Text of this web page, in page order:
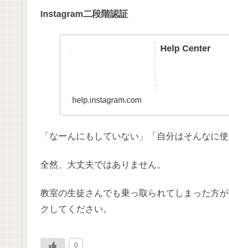
Instagram二段階認証
Help Center
help.instagram.com
「なーんにもしていない」「自分はそんなに
全然、大丈夫ではありません。
教室の生徒さんでも乗っ取られてしまった方
クしてください。
0